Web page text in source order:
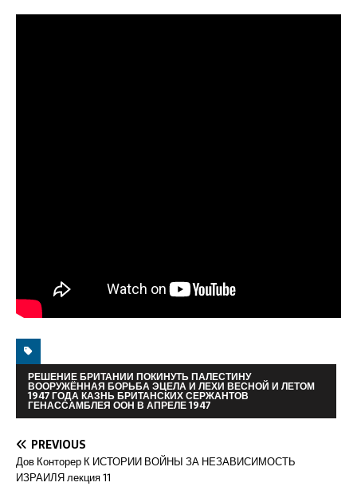
РЕШЕНИЕ БРИТАНИИ ПОКИНУТЬ ПАЛЕСТИНУ
ВООРУЖЁННАЯ БОРЬБА ЭЦЕЛА И ЛЕХИ ВЕСНОЙ И ЛЕТОМ
1947 ГОДА КАЗНЬ БРИТАНСКИХ СЕРЖАНТОВ
ГЕНАССАМБЛЕЯ ООН В АПРЕЛЕ 1947
PREVIOUS
Дов Конторер К ИСТОРИИ ВОЙНЫ ЗА НЕЗАВИСИМОСТЬ
ИЗРАИЛЯ лекция 11